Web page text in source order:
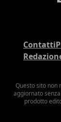
Contatti
Questo sito non
aggiornato
prodotto